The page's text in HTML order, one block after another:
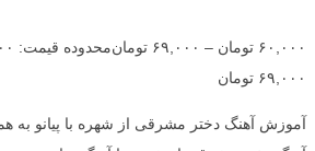
۶۰,۰۰۰ تومان – ۶۹,۰۰۰ تومان
۶۹,۰۰۰ تومان
آموزش آهنگ دختر مشرقی از شهره با پیانو به